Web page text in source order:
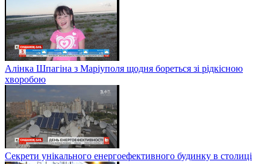
Алінка Шпагіна з Маріуполя щодня бореться зі рідкісною
хворобою
Секрети унікального енергоефективного будинку в столиці